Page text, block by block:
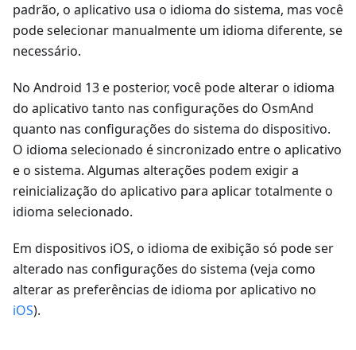
padrão, o aplicativo usa o idioma do sistema, mas você
pode selecionar manualmente um idioma diferente, se
necessário.
No Android 13 e posterior, você pode alterar o idioma
do aplicativo tanto nas configurações do OsmAnd
quanto nas configurações do sistema do dispositivo.
O idioma selecionado é sincronizado entre o aplicativo
e o sistema. Algumas alterações podem exigir a
reinicialização do aplicativo para aplicar totalmente o
idioma selecionado.
Em dispositivos iOS, o idioma de exibição só pode ser
alterado nas configurações do sistema (veja como
alterar as preferências de idioma por aplicativo no
iOS).